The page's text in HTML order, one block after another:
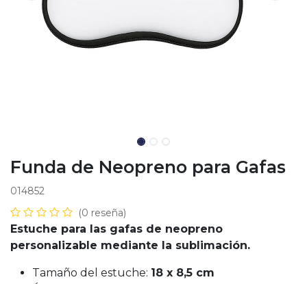
Funda de Neopreno para Gafas
014852
(0 reseña)
Estuche para las gafas de neopreno
personalizable mediante la sublimación.
Tamaño del estuche: 18 x 8,5 cm